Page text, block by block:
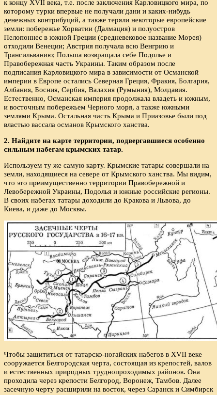
к концу XVII века, т.е. после заключения Карловицкого мира, по
которому турки впервые не получали дани и каких-нибудь
денежных контрибуций, а также теряли некоторые европейские
земли: побережье Хорватии (Далмация) и полуостров
Пелопоннес в южной Греции (средневековое название Морея)
отходили Венеции; Австрия получала всю Венгрию и
Трансильванию; Польша возвращала себе Подолье и
Правобережная часть Украины. Таким образом после
подписания Карловицкого мира в зависимости от Османской
империи в Европе остались Северная Греция, Фракия, Болгария,
Албания, Босния, Сербия, Валахия (Румыния), Молдавия.
Естественно, Османская империя продолжала владеть и южным,
и восточным побережьем Черного моря, а также южными
землями Крыма. Остальная часть Крыма и Приазовье были под
властью вассала османов Крымского ханства.
2. Найдите на карте территории, подвергавшиеся особенно
сильным набегам крымских татар.
Используем ту же самую карту. Крымские татары совершали на
земли, находящиеся на севере от Крымского ханства. Мы видим,
что это преимущественно территории Правобережной и
Левобережной Украины, Подолья и южные российские регионы.
В своих набегах татары доходили до Кракова и Львова, до
Киева, и даже до Москвы.
Чтобы защититься от татарско-ногайских набегов в XVII веке
сооружается Белгородская черта, состоящая из крепостей, валов
и естественных природных труднопроходимых районов. Она
проходила через крепости Белгород, Воронеж, Тамбов. Далее
засечную черту расширили на восток, через Саранск и Симбирск